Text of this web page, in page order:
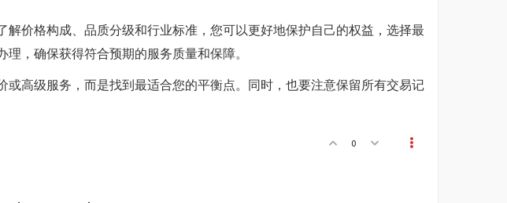
价格构成、品质分级和行业标准，您可以更好地保护自己的权益，选择最
，确保获得符合预期的服务质量和保障。
高级服务，而是找到最适合您的平衡点。同时，也要注意保留所有交易记
0